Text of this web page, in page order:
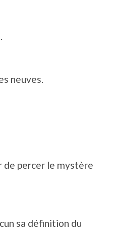
neuves.
de percer le mystère
sa définition du